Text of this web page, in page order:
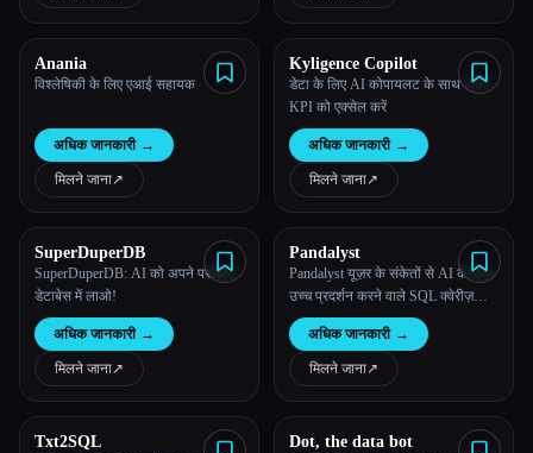
Anania
विश्लेषिकी के लिए एआई सहायक
अधिक जानकारी →
मिलने जाना↗︎
Kyligence Copilot
डेटा के लिए AI कोपायलट के साथ अपने
KPI को एक्सेल करें
अधिक जानकारी →
मिलने जाना↗︎
SuperDuperDB
SuperDuperDB: AI को अपने पसंदीदा
डेटाबेस में लाओ!
अधिक जानकारी →
मिलने जाना↗︎
Pandalyst
Pandalyst यूज़र के संकेतों से AI के साथ
उच्च प्रदर्शन करने वाले SQL क्वेरीज़
जेनरेट करके SQL क्वेरीज़ को तेज़ी से और
बिना किसी त्रुटि के लिखने का एक टूल
है।
अधिक जानकारी →
मिलने जाना↗︎
Txt2SQL Dot, the data bot